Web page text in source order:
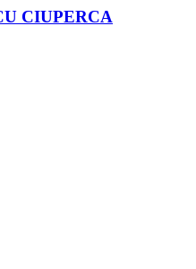
CIUPERCA